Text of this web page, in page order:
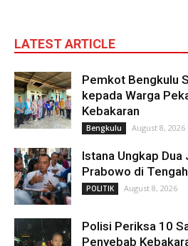
LATEST ARTICLE
Pemkot Bengkulu
kepada Warga
Kebakaran
Bengkulu August 8, 2026
Istana Ungkap
Prabowo di
POLITIK August 8, 2026
Polisi Periksa 10
Penyebab